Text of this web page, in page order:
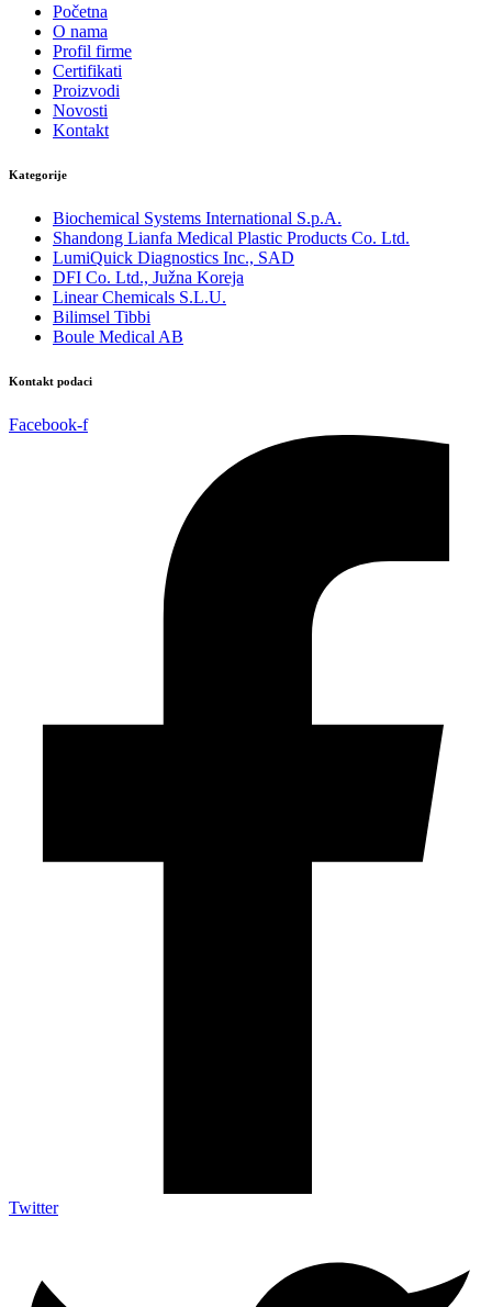
Početna
O nama
Profil firme
Certifikati
Proizvodi
Novosti
Kontakt
Kategorije
Biochemical Systems International S.p.A.
Shandong Lianfa Medical Plastic Products Co. Ltd.
LumiQuick Diagnostics Inc., SAD
DFI Co. Ltd., Južna Koreja
Linear Chemicals S.L.U.
Bilimsel Tibbi
Boule Medical AB
Kontakt podaci
Facebook-f
Twitter